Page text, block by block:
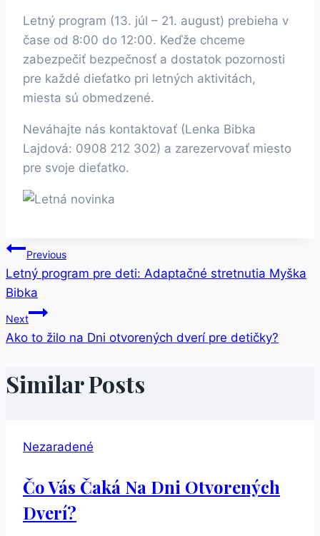
Letný program (13. júl – 21. august) prebieha v
čase od 8:00 do 12:00. Keďže chceme
zabezpečiť bezpečnosť a dostatok pozornosti
pre každé dieťatko pri letných aktivitách,
miesta sú obmedzené.
Neváhajte nás kontaktovať (Lenka Bibka
Lajdová: 0908 212 302) a zarezervovať miesto
pre svoje dieťatko.
Navigácia
V
Článku
Previous
Letný program pre deti: Adaptačné stretnutia Myška
Bibka
Next
Ako to žilo na Dni otvorených dverí pre detičky?
Similar Posts
Nezaradené
Čo Vás Čaká Na Dni Otvorených
Dverí?